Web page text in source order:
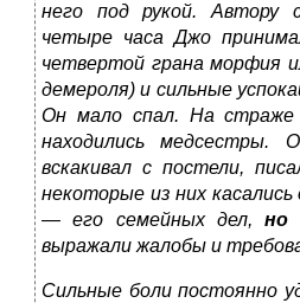
него под рукой. Автору
четыре часа Джо
четвертой грана морфия
демероля) и сильные
Он мало спал. На страже
находились медсестры.
вскакивал с постели,
некоторые из них
— его семейных дел, но
выражали жалобы и
Сильные боли постоянно